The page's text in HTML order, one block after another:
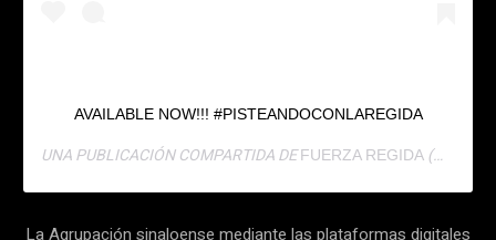
AVAILABLE NOW!!! #PISTEANDOCONLAREGIDA
UNA PUBLICACIÓN COMPARTIDA DEFUERZA REGIDA (@FUERZAREGIDAOFICIAL) EL
La Agrupación sinaloense mediante las plataformas digitales